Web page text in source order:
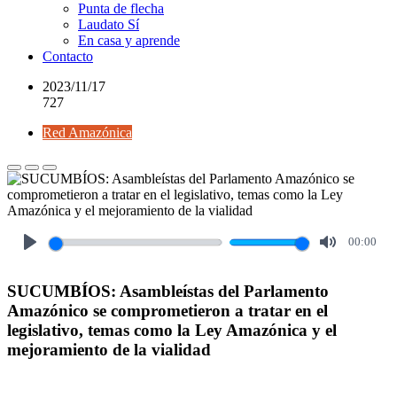
Punta de flecha
Laudato Sí
En casa y aprende
Contacto
2023/11/17
727
Red Amazónica
00:00
SUCUMBÍOS: Asambleístas del Parlamento
Amazónico se comprometieron a tratar en el
legislativo, temas como la Ley Amazónica y el
mejoramiento de la vialidad